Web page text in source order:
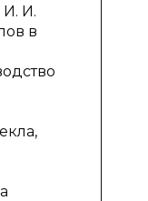
И.
в